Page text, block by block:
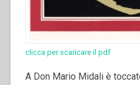
clicca per scaricare il pdf
A Don Mario Midali è